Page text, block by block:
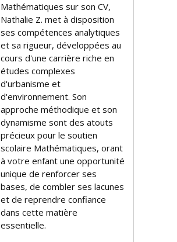
Mathématiques sur son CV,
Nathalie Z. met à disposition
ses compétences analytiques
et sa rigueur, développées au
cours d'une carrière riche en
études complexes
d'urbanisme et
d'environnement. Son
approche méthodique et son
dynamisme sont des atouts
précieux pour le soutien
scolaire Mathématiques, offrant
à votre enfant une opportunité
unique de renforcer ses
bases, de combler ses lacunes
et de reprendre confiance
dans cette matière
essentielle.